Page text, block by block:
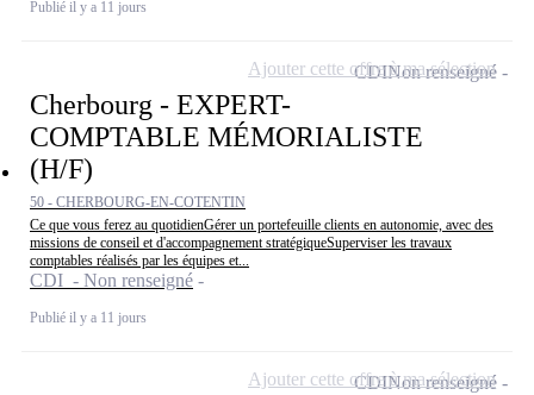
Publié il y a 11 jours
Cherbourg - EXPERT-
COMPTABLE MÉMORIALISTE
(H/F)
50 - CHERBOURG-EN-COTENTIN
Ce que vous ferez au quotidienGérer un portefeuille clients en autonomie, avec des
missions de conseil et d'accompagnement stratégiqueSuperviser les travaux
comptables réalisés par les équipes et...
CDI - Non renseigné
Publié il y a 11 jours
CDINon renseigné
Ajouter cette offre à ma sélection
CDINon renseigné
Ajouter cette offre à ma sélection